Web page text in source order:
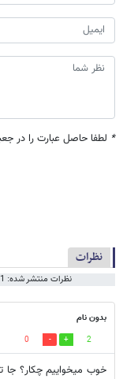
* لطفا حاصل عبارت را در
نظرات
نظرات منتشر شده: 1
بدون نام
2
0
خوب میخواییم چکار؟ جا